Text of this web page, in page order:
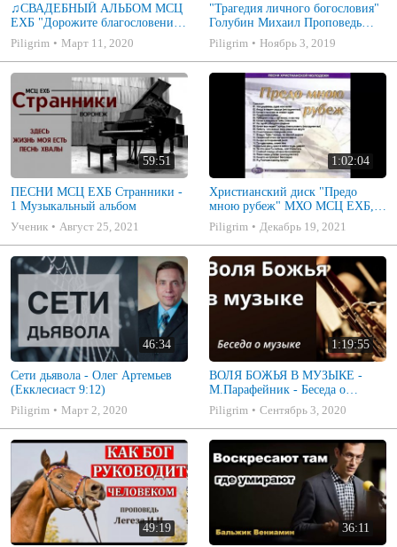
♫СВАДЕБНЫЙ АЛЬБОМ МСЦ
ЕХБ "Дорожите благословением
- Христианские песни.
Музыкальный диск. Псалмы
Piligrim Март 11, 2020
"Трагедия личного богословия"
Голубин Михаил Проповедь
2019
Piligrim Ноябрь 3, 2019
59:51
ПЕСНИ МСЦ ЕХБ Странники -
1 Музыкальный альбом
Ученик
Август 25, 2021
1:02:04
Христианский диск "Предо
мною рубеж" МХО МСЦ ЕХБ,
музыкальный альбом, пение,
музыка
Piligrim Декабрь 19, 2021
46:34
Сети дьявола - Олег Артемьев
(Екклесиаст 9:12)
Piligrim
Март 2, 2020
1:19:55
ВОЛЯ БОЖЬЯ В МУЗЫКЕ -
М.Парафейник - Беседа о
музыке 2
Piligrim Сентябрь 3, 2020
49:19 36:11